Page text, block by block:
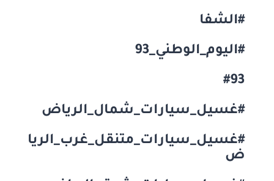
#الشفا
#اليوم_الوطني_93
#93
#غسيل_سيارات_شمال_الرياض
#غسيل_سيارات_متنقل_غرب_الريا
ض